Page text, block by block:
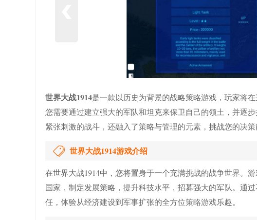
世界大战1914是一款以历史为背景的战略策略游戏，玩家将
您需要通过建立强大的军队和坦克来保卫自己的领土，并逐
紧张刺激的战斗，还融入了策略与管理的元素，挑战您的决策
世界大战1914游戏介绍
在世界大战1914中，您将置身于一个充满挑战的战争世界。
国家，制定发展策略，提升科技水平，招募强大的军队。通
任，体验从经济建设到军事扩张的全方位策略游戏乐趣。